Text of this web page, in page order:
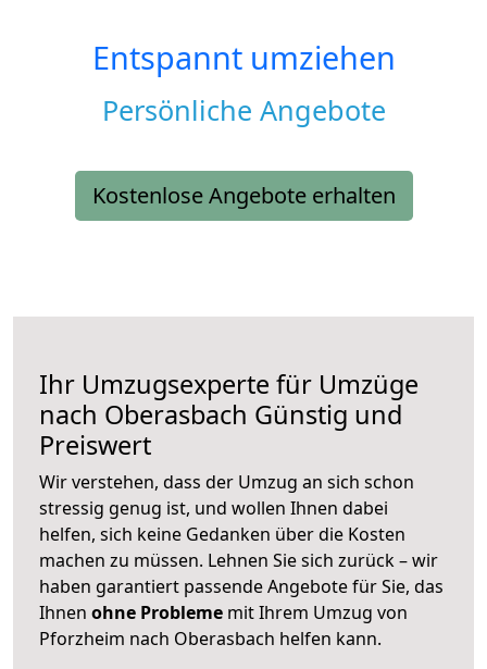
Entspannt umziehen
Persönliche Angebote
Kostenlose Angebote erhalten
Ihr Umzugsexperte für Umzüge
nach Oberasbach Günstig und
Preiswert
Wir verstehen, dass der Umzug an sich schon
stressig genug ist, und wollen Ihnen dabei
helfen, sich keine Gedanken über die Kosten
machen zu müssen. Lehnen Sie sich zurück – wir
haben garantiert passende Angebote für Sie, das
Ihnen ohne Probleme mit Ihrem Umzug von
Pforzheim nach Oberasbach helfen kann.